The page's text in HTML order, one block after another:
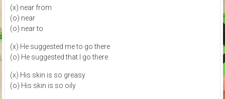
(x) near from
(o) near
(o) near to
(x) He suggested me to go there
(o) He suggested that I go there
(x) His skin is so greasy
(o) His skin is so oily